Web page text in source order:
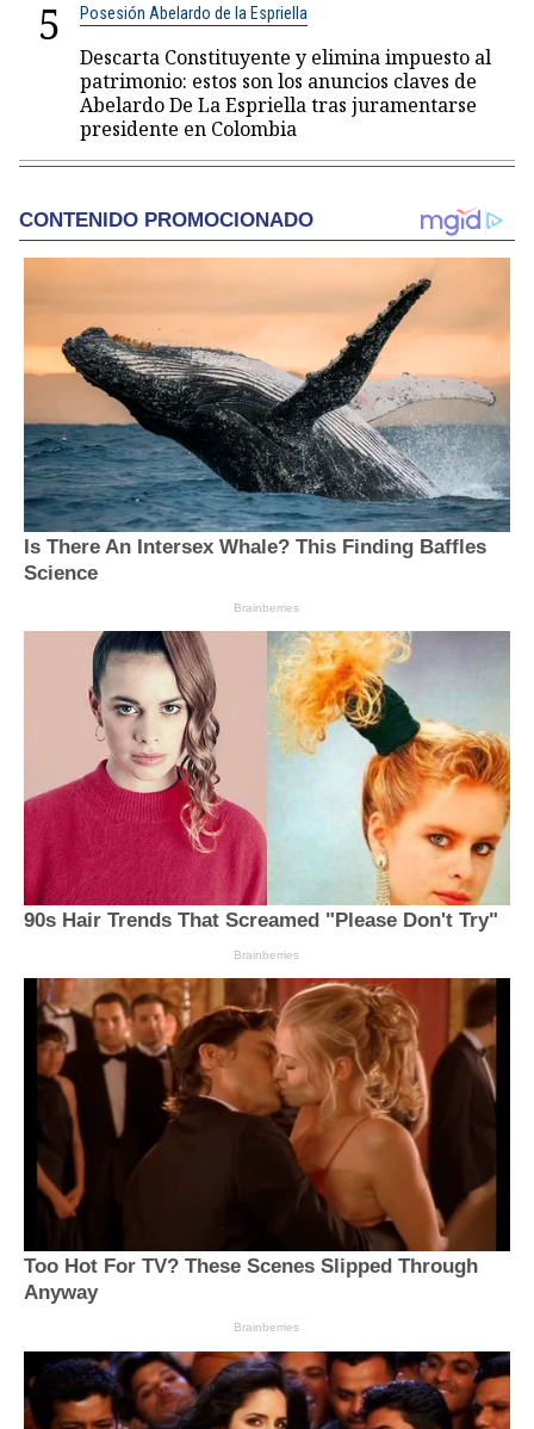
5 Posesión Abelardo de la Espriella
Descarta Constituyente y elimina impuesto al
patrimonio: estos son los anuncios claves de
Abelardo De La Espriella tras juramentarse
presidente en Colombia